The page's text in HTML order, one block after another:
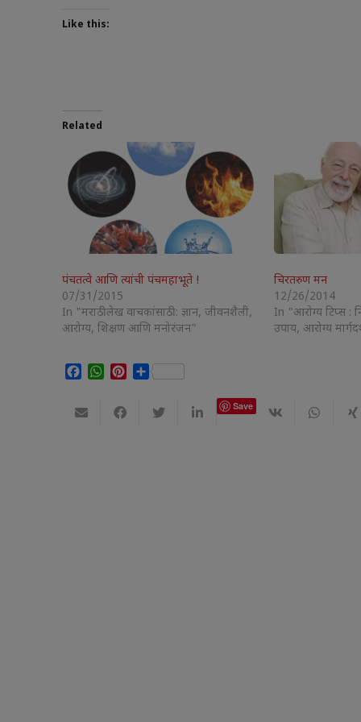
Like this:
Related
पंचतत्वे आणि त्यांची पंचमहाभूते !
07/31/2015
In "मराठी लेख वाचकांसाठी : ज्ञान, जीवनशैली,
आरोग्य, शिक्षण आणि मनोरंजन"
चिरतरुण मन
12/26/2014
In "आरोग्य टिप्स :
उपाय, आरोग्य
Facebook
WhatsApp
Pinterest
Share
Save